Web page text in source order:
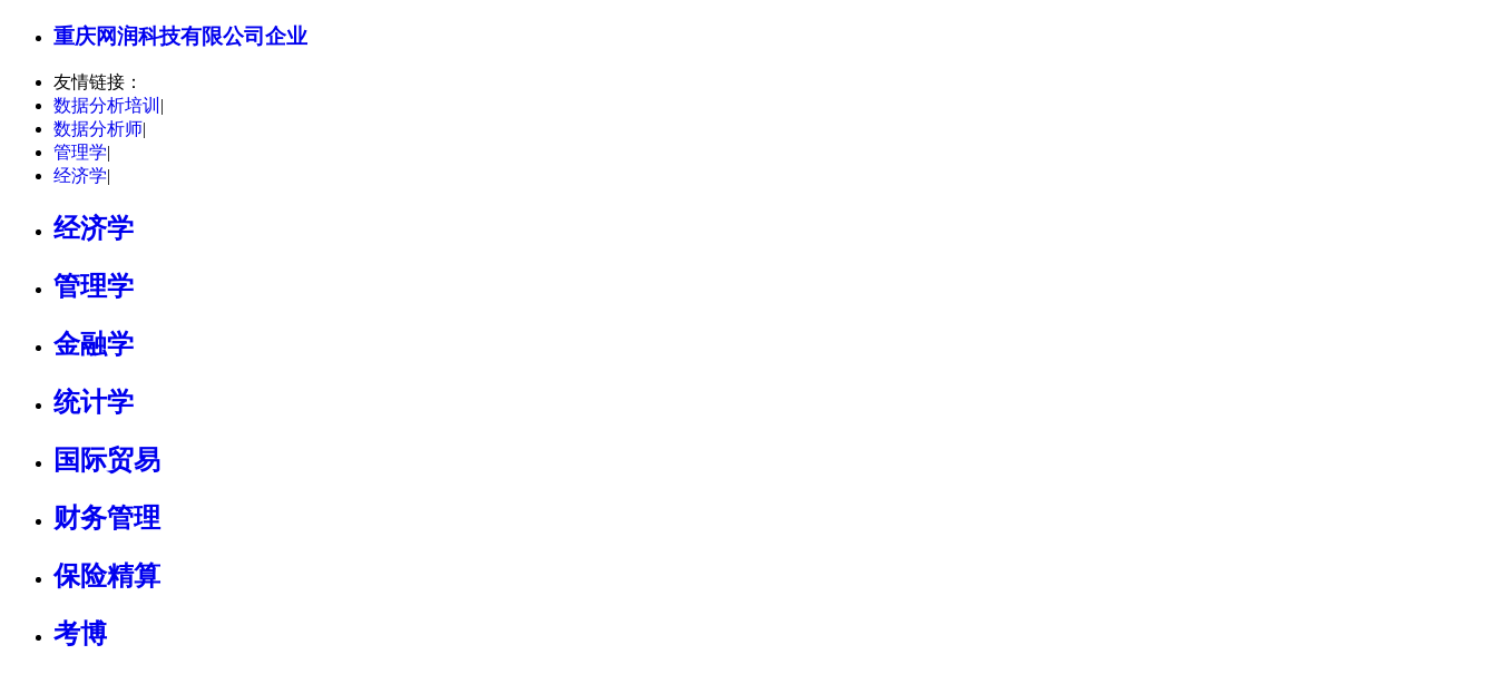
重庆网润科技有限公司企业
友情链接：
数据分析培训 |
数据分析师|
管理学|
经济学|
经济学
管理学
金融学
统计学
国际贸易
财务管理
保险精算
考博